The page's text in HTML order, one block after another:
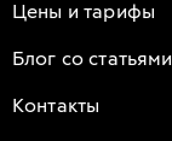
Цены и тарифы
Блог со статьями
Контакты